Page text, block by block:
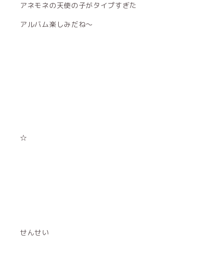
アネモネの天使の子がタイプすぎた
アルバム楽しみだね〜
☆
せんせい